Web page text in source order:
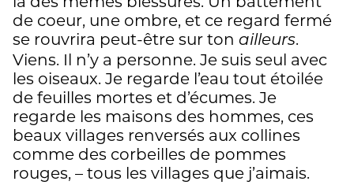
de coeur, une ombre, et ce regard fermé
se rouvrira peut-être sur ton ailleurs.
Viens. Il n’y a personne. Je suis seul avec
les oiseaux. Je regarde l’eau tout étoilée
de feuilles mortes et d’écumes. Je
regarde les maisons des hommes, ces
beaux villages renversés aux collines
comme des corbeilles de pommes
rouges, – tous les villages que j’aimais.